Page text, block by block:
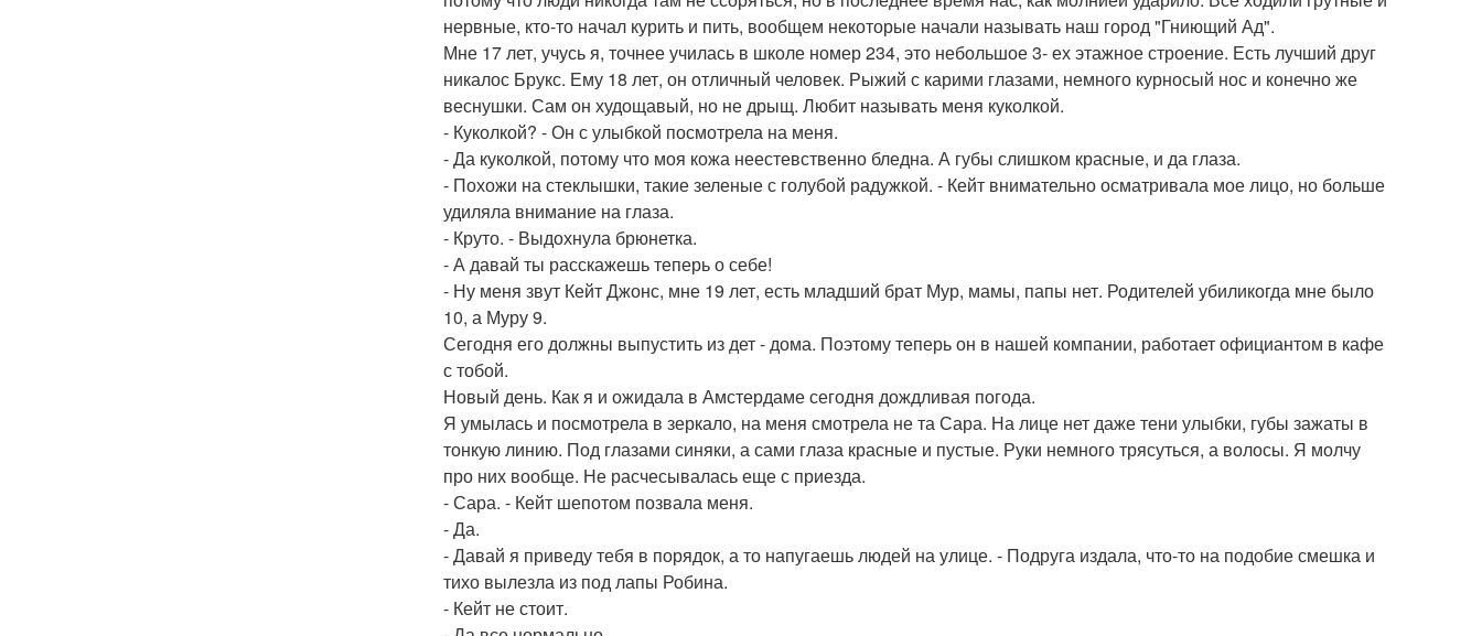
нервные, кто-то начал курить и пить, вообщем некоторые начали называть наш город "Гниющий Ад".
Мне 17 лет, учусь я, точнее училась в школе номер 234, это небольшое 3- ех этажное строение. Есть лучший друг
никалос Брукс. Ему 18 лет, он отличный человек. Рыжий с карими глазами, немного курносый нос и конечно же
веснушки. Сам он худощавый, но не дрыщ. Любит называть меня куколкой.
- Куколкой? - Он с улыбкой посмотрела на меня.
- Да куколкой, потому что моя кожа неестевственно бледна. А губы слишком красные, и да глаза.
- Похожи на стеклышки, такие зеленые с голубой радужкой. - Кейт внимательно осматривала мое лицо, но больше
удиляла внимание на глаза.
- Круто. - Выдохнула брюнетка.
- А давай ты расскажешь теперь о себе!
- Ну меня звут Кейт Джонс, мне 19 лет, есть младший брат Мур, мамы, папы нет. Родителей убиликогда мне было
10, а Муру 9.
Сегодня его должны выпустить из дет - дома. Поэтому теперь он в нашей компании, работает официантом в кафе
с тобой.
Новый день. Как я и ожидала в Амстердаме сегодня дождливая погода.
Я умылась и посмотрела в зеркало, на меня смотрела не та Сара. На лице нет даже тени улыбки, губы зажаты в
тонкую линию. Под глазами синяки, а сами глаза красные и пустые. Руки немного трясуться, а волосы. Я молчу
про них вообще. Не расчесывалась еще с приезда.
- Сара. - Кейт шепотом позвала меня.
- Да.
- Давай я приведу тебя в порядок, а то напугаешь людей на улице. - Подруга издала, что-то на подобие смешка и
тихо вылезла из под лапы Робина.
- Кейт не стоит.